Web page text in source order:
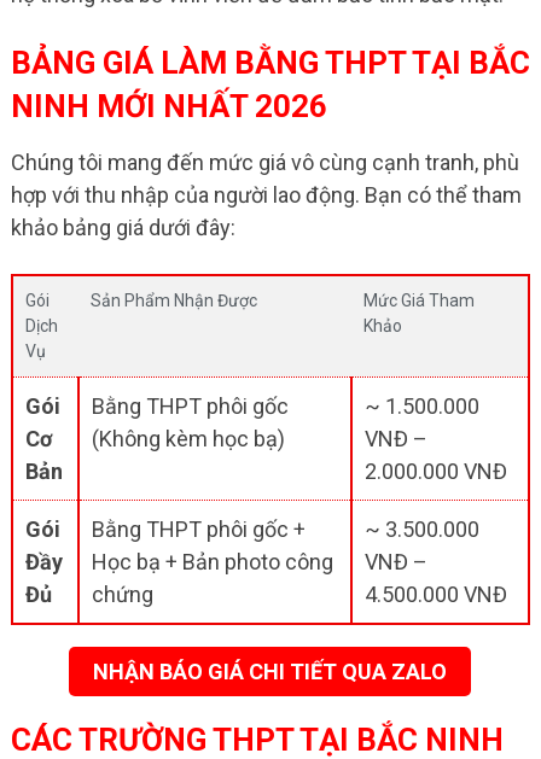
BẢNG GIÁ LÀM BẰNG THPT TẠI BẮC
NINH MỚI NHẤT 2026
Chúng tôi mang đến mức giá vô cùng cạnh tranh, phù
hợp với thu nhập của người lao động. Bạn có thể tham
khảo bảng giá dưới đây:
Gói
Dịch
Vụ
Sản Phẩm Nhận Được
Mức Giá Tham
Khảo
Gói
Cơ
Bản
Bằng THPT phôi gốc
(Không kèm học bạ)
~ 1.500.000
VNĐ –
2.000.000 VNĐ
Gói
Đầy
Đủ
Bằng THPT phôi gốc +
Học bạ + Bản photo công
chứng
~ 3.500.000
VNĐ –
4.500.000 VNĐ
NHẬN BÁO GIÁ CHI TIẾT QUA ZALO
CÁC TRƯỜNG THPT TẠI BẮC NINH